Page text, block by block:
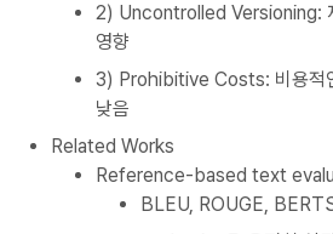
2) Uncontrolled Versioning:
영향
3) Prohibitive Costs: 비용적
낮음
Related Works
Reference-based text
BLEU, ROUGE,